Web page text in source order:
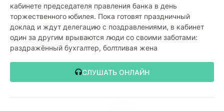
кабинете председателя правления банка в день
торжественного юбилея. Пока готовят праздничный
доклад и ждут делегацию с поздравлениями, в кабинет
один за другим врываются люди со своими заботами:
раздражённый бухгалтер, болтливая жена
СЛУШАТЬ ОНЛАЙН